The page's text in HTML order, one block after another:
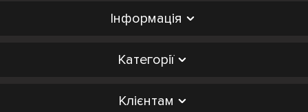
Інформація
Категорії
Клієнтам